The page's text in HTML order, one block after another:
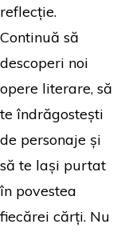
reflecție.
Continuă să
descoperi noi
opere literare, să
te îndrăgostești
de personaje și
să te lași purtat
în povestea
fiecărei cărți. Nu